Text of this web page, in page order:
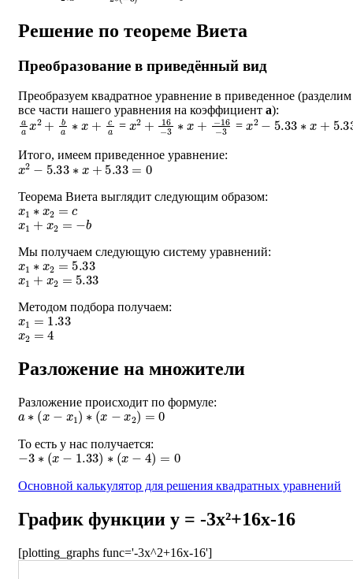
Решение по теореме Виета
Преобразование в приведённый вид
Преобразуем квадратное уравнение в приведенное (разделим
все части нашего уравнения на коэффициент a):
aax2+ba∗x+ca = x2+16− 3∗x+
−16−3 =x2−5.33∗ 5.33
Итого, имеем приведенное уравнение:
x2−5.33∗x+5.33=0
Теорема Виета выглядит следующим образом:
x1∗x2= c
x1 + x2 =− b
Мы получаем следующую систему уравнений:
x1∗x2= 5.33
x1 + x2 =5.33
Методом подбора получаем:
x1=1.33
x2 =4
Разложение на множители
Разложение происходит по формуле:
a ∗(x−x1)∗ (x−x2)=0
То есть у нас получается:
−3∗(x−1.33)∗(x −4)=0
Основной калькулятор для решения квадратных уравнений
График функции y = -3x²+16x-16
[plotting_graphs func='-3x^2+16x-16']